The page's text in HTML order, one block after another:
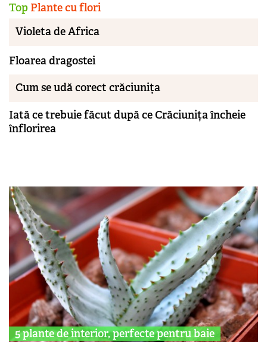
Top Plante cu flori
Violeta de Africa
Floarea dragostei
Cum se udă corect crăciunița
Iată ce trebuie făcut după ce Crăciunița încheie
înflorirea
5 plante de interior, perfecte pentru baie